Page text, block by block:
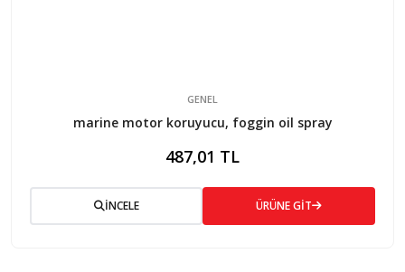
GENEL
marine motor koruyucu, foggin oil spray
487,01 TL
İNCELE ÜRÜNE GİT